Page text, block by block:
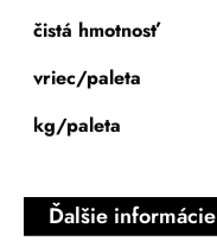
čistá hmotnosť
vriec/paleta
kg/paleta
Ďalšie informácie